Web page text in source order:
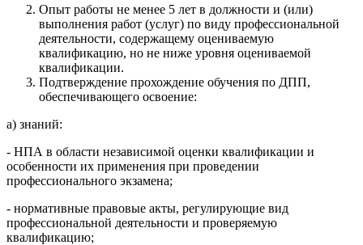
Опыт работы не менее 5 лет в должности и (или)
выполнения работ (услуг) по виду профессиональной
деятельности, содержащему оцениваемую
квалификацию, но не ниже уровня оцениваемой
квалификации.
Подтверждение прохождение обучения по ДПП,
обеспечивающего освоение:
а) знаний:
- НПА в области независимой оценки квалификации и
особенности их применения при проведении
профессионального экзамена;
- нормативные правовые акты, регулирующие вид
профессиональной деятельности и проверяемую
квалификацию;